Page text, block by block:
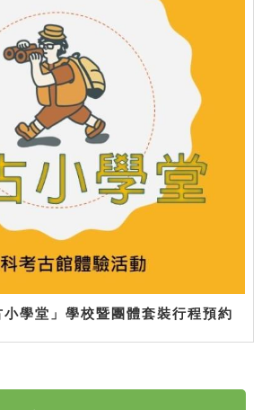
學堂」學校暨團體套裝行程預約